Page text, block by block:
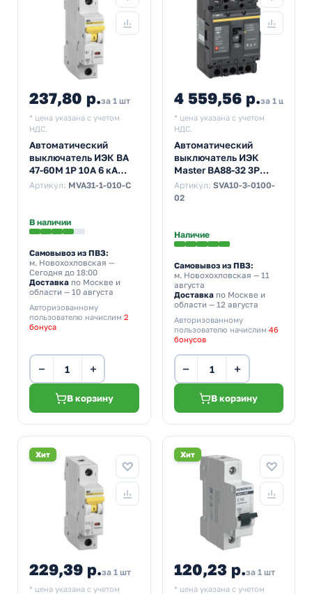
237,80 р.за 1 шт
* цена указана с учетом
НДС.
Автоматический
выключатель ИЭК ВА
47-60M 1Р 10А 6 кА
характеристика С
Артикул: MVA31-1-010-C
В наличии
Самовывоз из ПВЗ:
м. Новохохловская —
Сегодня до 18:00
Доставка по Москве и
области — 10 августа
Авторизованному
пользователю начислим 2
бонуса
− +
В корзину
4 559,56 р.за 1 шт
* цена указана с учетом
НДС.
Автоматический
выключатель ИЭК
Master ВА88-32 3Р
100А 25кА (автомат
электрический)
Артикул: SVA10-3-0100-
02
Наличие
Самовывоз из ПВЗ:
м. Новохохловская — 11
августа
Доставкапо Москве и
области — 12 августа
Авторизованному
пользователю начислим 46
бонусов
− +
В корзину
Хит
229,39 р.за 1 шт
* цена указана с учетом
Хит
120,23 р.за 1 шт
* цена указана с учетом